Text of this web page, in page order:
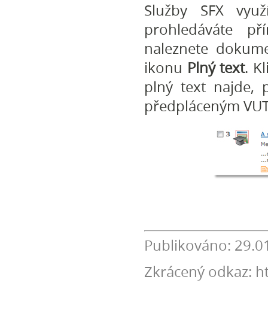
Služby SFX
prohledáváte
naleznete
ikonu Plný text.
plný text najde,
předpláceným
Publikováno:
Zkrácený odkaz: